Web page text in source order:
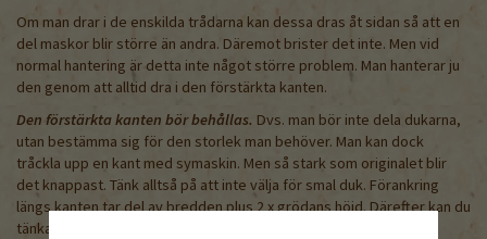
Om man drar i de enskilda trådarna kan dessa dras åt sidan så att en
del maskor blir större än andra. Däremot brister det inte. Men vid
normal hantering är detta inte något större problem. Man hanterar ju
den genom att alltid dra i den förstärkta kanten.
Den förstärkta kanten bör behållas. Dvs. man bör inte dela dukarna,
utan bestämma sig för den storlek man behöver. Man kan dock
tråckla upp en kant med symaskin. Men så stark som originalet blir
det knappast. Tänk alltså på att inte välja för smal duk. Förankring
längs kanten tar del av bredden plus 2 x grödans höjd. Därefter kan du
tänka på hur brett ditt odlingsland är.